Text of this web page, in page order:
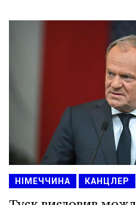
НІМЕЧЧИНА КАНЦЛЕР